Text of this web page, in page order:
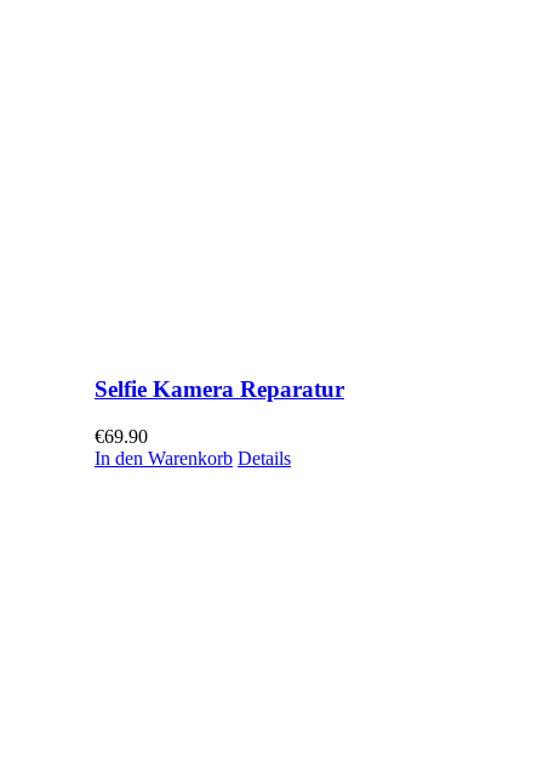
Selfie Kamera Reparatur
€69.90
In den Warenkorb Details